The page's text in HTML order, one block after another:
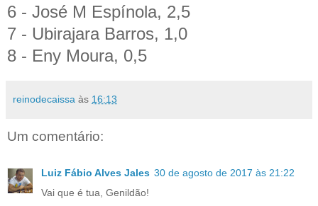
6 - José M Espínola, 2,5
7 - Ubirajara Barros, 1,0
8 - Eny Moura, 0,5
reinodecaissa às 16:13
Um comentário:
Luiz Fábio Alves Jales 30 de agosto de 2017 às 21:22
Vai que é tua, Genildão!